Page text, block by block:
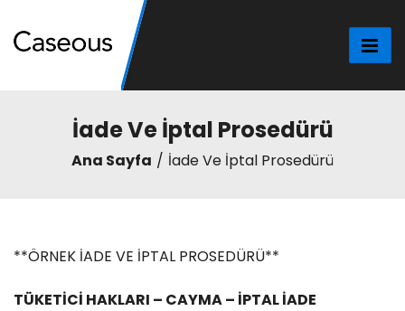
İade Ve İptal Prosedürü
Ana Sayfa İade Ve İptal Prosedürü
**ÖRNEK İADE VE İPTAL PROSEDÜRÜ**
TÜKETİCİ HAKLARI – CAYMA – İPTAL İADE